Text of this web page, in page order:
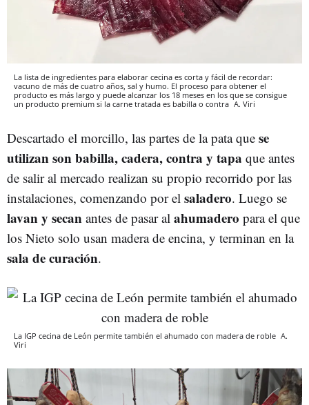
La lista de ingredientes para elaborar cecina es corta y fácil de recordar:
vacuno de más de cuatro años, sal y humo. El proceso para obtener el
producto es más largo y puede alcanzar los 18 meses en los que se consigue
un producto premium si la carne tratada es babilla o contra A. Viri
Descartado el morcillo, las partes de la pata que se
utilizan son babilla, cadera, contra y tapa que antes
de salir al mercado realizan su propio recorrido por las
instalaciones, comenzando por el saladero. Luego se
lavan y secan antes de pasar al ahumadero para el que
los Nieto solo usan madera de encina, y terminan en la
sala de curación.
La IGP cecina de León permite también el ahumado con madera de roble A.
Viri